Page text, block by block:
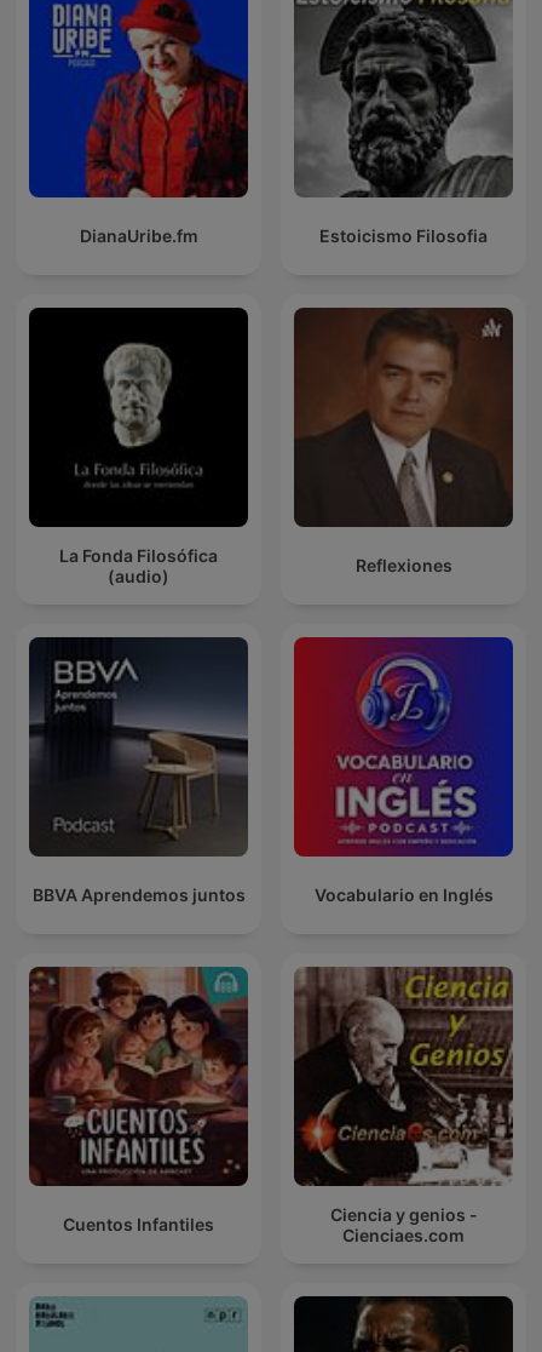
DianaUribe.fm Estoicismo Filosofia
La Fonda Filosófica
(audio)
Reflexiones
BBVA Aprendemos juntos Vocabulario en Inglés
Cuentos Infantiles
Ciencia y genios -
Cienciaes.com